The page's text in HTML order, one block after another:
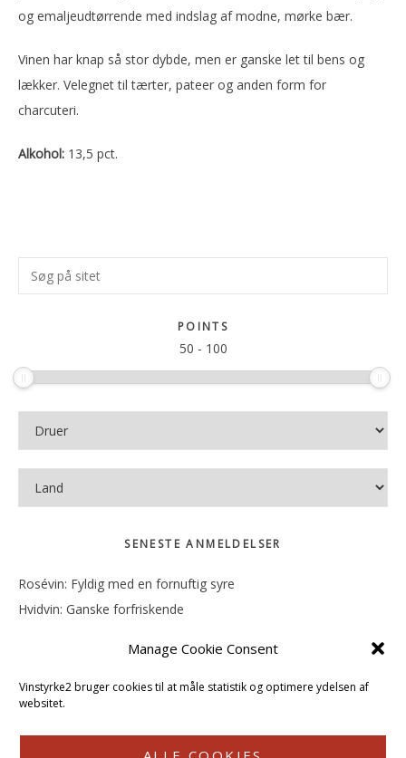
Manage Cookie Consent
Vinstyrke2 bruger cookies til at måle statistik og optimere ydelsen af
websitet.
og emaljeudtørrende med indslag af modne, mørke bær.
Vinen har knap så stor dybde, men er ganske let til bens og
lækker. Velegnet til tærter, pateer og anden form for
charcuteri.
Alkohol: 13,5 pct.
Primær
Sidebar
Søg
på
POINTS
50 - 100
SENESTE ANMELDELSER
Rosévin: Fyldig med en fornuftig syre
Hvidvin: Ganske forfriskende
Hvidvin: Smørfedme og tropisk sødme
Rosévin: Blød, rund og sødladen